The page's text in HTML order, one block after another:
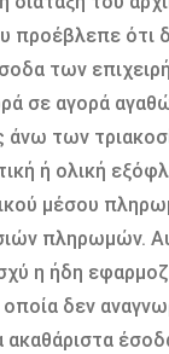
προέβλεπε ότι
των
σε αγορά
άνω των
ή ολική
μέσου
πληρωμών.
η ήδη
δεν